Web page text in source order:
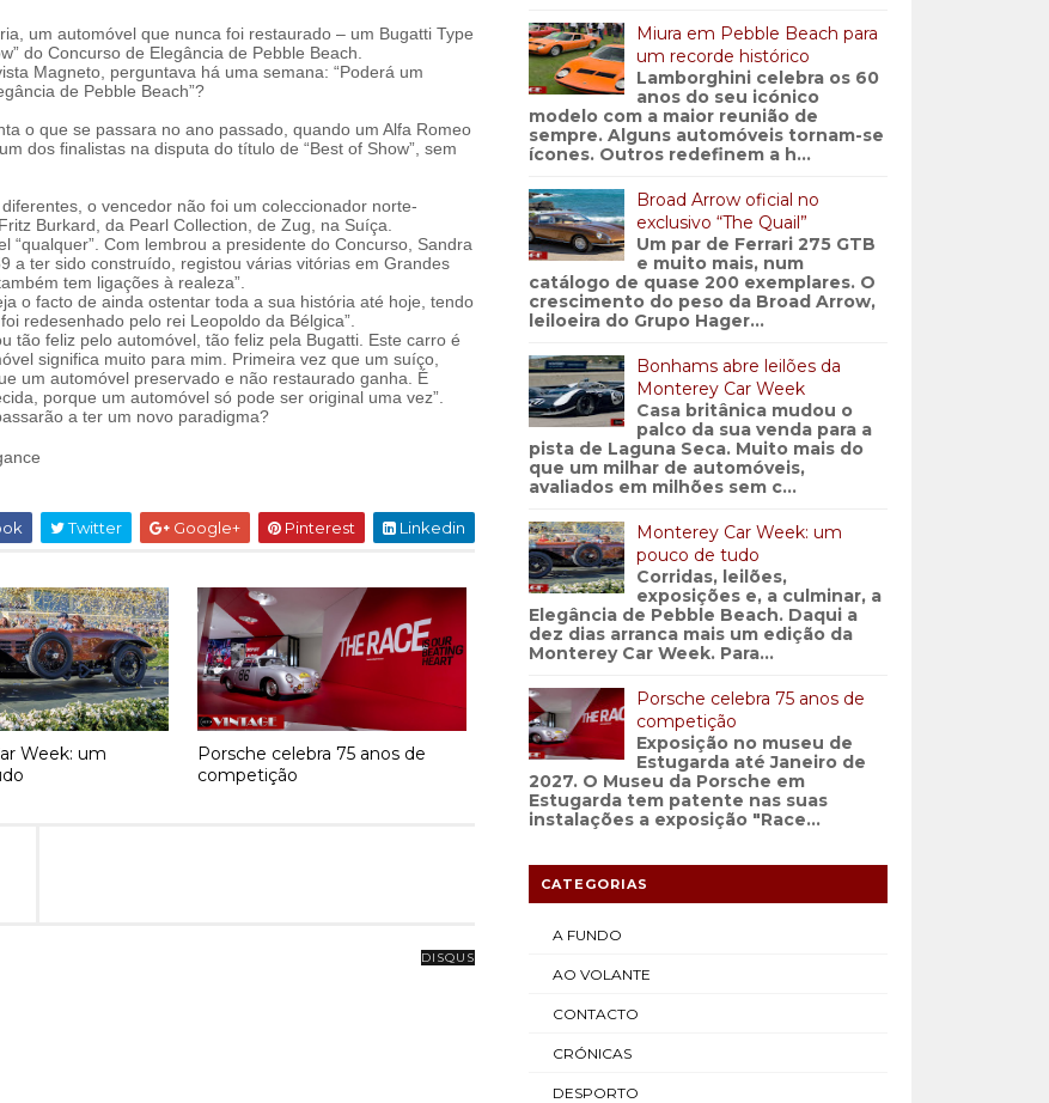
um automóvel que nunca foi restaurado – um Bugatti Type
do Concurso de Elegância de Pebble Beach.
Magneto, perguntava há uma semana: “Poderá um
de Pebble Beach”?
o que se passara no ano passado, quando um Alfa Romeo
dos finalistas na disputa do título de “Best of Show”, sem
o vencedor não foi um coleccionador norte-
Burkard, da Pearl Collection, de Zug, na Suíça.
Com lembrou a presidente do Concurso, Sandra
a ter sido construído, registou várias vitórias em Grandes
tem ligações à realeza”.
o facto de ainda ostentar toda a sua história até hoje, tendo
redesenhado pelo rei Leopoldo da Bélgica”.
tão feliz pelo automóvel, tão feliz pela Bugatti. Este carro é
significa muito para mim. Primeira vez que um suíço,
um automóvel preservado e não restaurado ganha. É
porque um automóvel só pode ser original uma vez”.
a ter um novo paradigma?
Twitter Google+ Pinterest Linkedin
Week: um
Porsche celebra 75 anos de
competição
DISQUS
Miura em Pebble Beach para
um recorde histórico
Lamborghini celebra os 60
anos do seu icónico
modelo com a maior reunião de
sempre. Alguns automóveis tornam-se
ícones. Outros redefinem a h...
Broad Arrow oficial no
exclusivo “The Quail”
Um par de Ferrari 275 GTB
e muito mais, num
catálogo de quase 200 exemplares. O
crescimento do peso da Broad Arrow,
leiloeira do Grupo Hager...
Bonhams abre leilões da
Monterey Car Week
Casa britânica mudou o
palco da sua venda para a
pista de Laguna Seca. Muito mais do
que um milhar de automóveis,
avaliados em milhões sem c...
Monterey Car Week: um
pouco de tudo
Corridas, leilões,
exposições e, a culminar, a
Elegância de Pebble Beach. Daqui a
dez dias arranca mais um edição da
Monterey Car Week. Para...
Porsche celebra 75 anos de
competição
Exposição no museu de
Estugarda até Janeiro de
2027. O Museu da Porsche em
Estugarda tem patente nas suas
instalações a exposição "Race...
CATEGORIAS
A FUNDO
AO VOLANTE
CONTACTO
CRÓNICAS
DESPORTO